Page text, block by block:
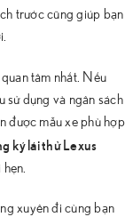
trước cũng giúp bạn
tâm nhất. Nếu
sử dụng và ngân sách
được mẫu xe phù hợp
ký lái thử Lexus
xuyên đi cùng bạn